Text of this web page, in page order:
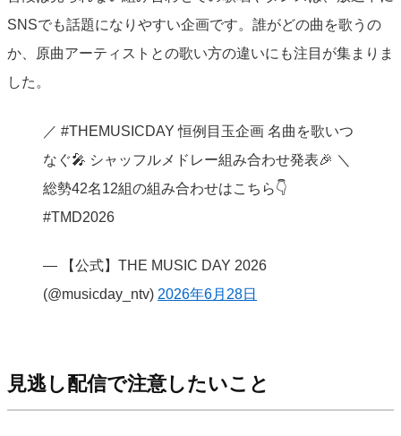
SNSでも話題になりやすい企画です。誰がどの曲を歌うの
か、原曲アーティストとの歌い方の違いにも注目が集まりま
した。
／ #THEMUSICDAY 恒例目玉企画 名曲を歌いつ
なぐ🎤 シャッフルメドレー組み合わせ発表🎉 ＼
総勢42名12組の組み合わせはこちら👇
#TMD2026
— 【公式】THE MUSIC DAY 2026
(@musicday_ntv) 2026年6月28日
見逃し配信で注意したいこと